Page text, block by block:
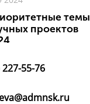
темы
проектов
>55-76